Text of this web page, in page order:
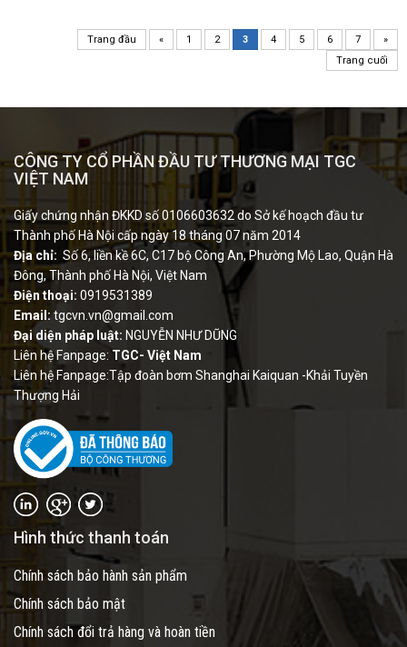
Trang đầu « 1 2 3 4 5 6 7
»
Trang cuối
CÔNG TY CỔ PHẦN ĐẦU TƯ THƯƠNG MẠI TGC
VIỆT NAM
Giấy chứng nhận ĐKKD số 0106603632 do Sở kế hoạch đầu tư
Thành phố Hà Nội cấp ngày 18 tháng 07 năm 2014
Địa chỉ: Số 6, liền kề 6C, C17 bộ Công An, Phường Mộ Lao, Quận Hà
Đông, Thành phố Hà Nội, Việt Nam
Điện thoại: 0919531389
Email:tgcvn.vn@gmail.com
Đại diện pháp luật: NGUYỄN NHƯ DŨNG
Liên hệ Fanpage: TGC- Việt Nam
Liên hệ Fanpage:Tập đoàn bơm Shanghai Kaiquan -Khải Tuyền
Thượng Hải
Hình thức thanh toán
Chính sách bảo hành sản phẩm
Chính sách bảo mật
Chính sách đổi trả hàng và hoàn tiền